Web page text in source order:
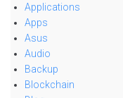
Applications
Apps
Asus
Audio
Backup
Blockchain